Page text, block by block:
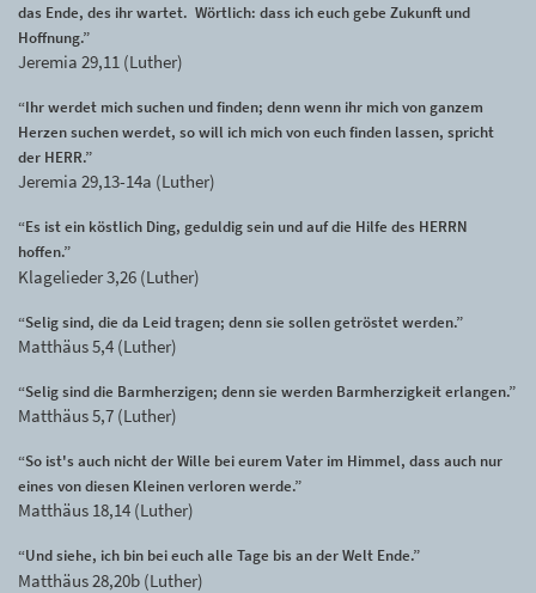
das Ende, des ihr wartet. Wörtlich: dass ich euch gebe Zukunft und
Hoffnung.”
Jeremia 29,11 (Luther)
“Ihr werdet mich suchen und finden; denn wenn ihr mich von ganzem
Herzen suchen werdet, so will ich mich von euch finden lassen, spricht
der HERR.”
Jeremia 29,13-14a (Luther)
“Es ist ein köstlich Ding, geduldig sein und auf die Hilfe des HERRN
hoffen.”
Klagelieder 3,26 (Luther)
“Selig sind, die da Leid tragen; denn sie sollen getröstet werden.”
Matthäus 5,4 (Luther)
“Selig sind die Barmherzigen; denn sie werden Barmherzigkeit erlangen.”
Matthäus 5,7 (Luther)
“So ist's auch nicht der Wille bei eurem Vater im Himmel, dass auch nur
eines von diesen Kleinen verloren werde.”
Matthäus 18,14 (Luther)
“Und siehe, ich bin bei euch alle Tage bis an der Welt Ende.”
Matthäus 28,20b (Luther)